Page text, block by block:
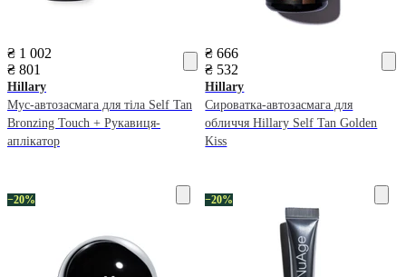
₴ 1 002
₴ 801
Hillary
Мус-автозасмага для тіла Self Tan
Bronzing Touch + Рукавиця-
аплікатор
₴ 666
₴ 532
Hillary
Сироватка-автозасмага для
обличчя Hillary Self Tan Golden
Kiss
−20% −20%